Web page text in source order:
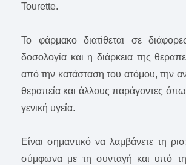
Tourette.
Το φάρμακο διατίθεται σε
δοσολογία και η διάρκεια της
από την κατάσταση του ατόμου, την
θεραπεία και άλλους παράγοντες
γενική υγεία.
Είναι σημαντικό να λαμβάνετε τη
σύμφωνα με τη συνταγή και υπό